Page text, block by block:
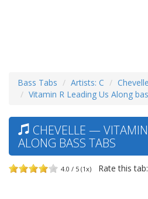
Bass Tabs Artists: C
Vitamin R Leading Us Along
CHEVELLE —
ALONG BASS TABS
4.0 / 5 (1x) Rate this tab: